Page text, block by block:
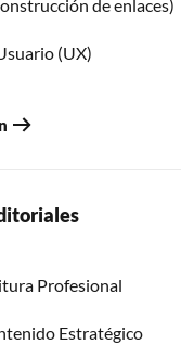
de enlaces)
(UX)
Profesional
Estratégico